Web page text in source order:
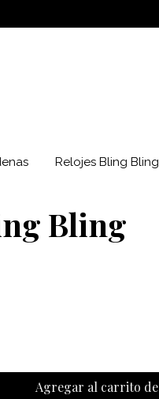
Relojes Bling Bling
Bling